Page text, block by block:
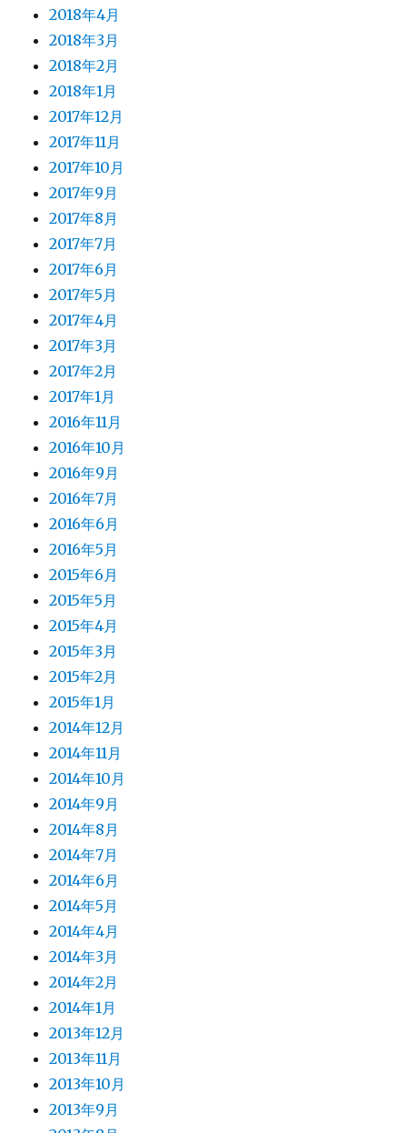
2018年4月
2018年3月
2018年2月
2018年1月
2017年12月
2017年11月
2017年10月
2017年9月
2017年8月
2017年7月
2017年6月
2017年5月
2017年4月
2017年3月
2017年2月
2017年1月
2016年11月
2016年10月
2016年9月
2016年7月
2016年6月
2016年5月
2015年6月
2015年5月
2015年4月
2015年3月
2015年2月
2015年1月
2014年12月
2014年11月
2014年10月
2014年9月
2014年8月
2014年7月
2014年6月
2014年5月
2014年4月
2014年3月
2014年2月
2014年1月
2013年12月
2013年11月
2013年10月
2013年9月